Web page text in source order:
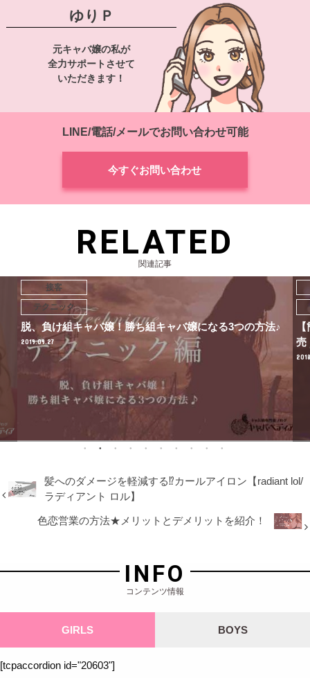
ゆりＰ
元キャバ嬢の私が
全力サポートさせて
いただきます！
LINE/電話/メールでお問い合わせ可能
今すぐお問い合わせ
RELATED
関連記事
接客
テクニック
【簡単接客術】キャバクラで稼ぐ方法！それは薄利多
売！
2018.06.10
髪へのダメージを軽減する⁉カールアイロン【radiant lol/
ラディアント ロル】
色恋営業の方法★メリットとデメリットを紹介！
INFO
コンテンツ情報
GIRLS BOYS
[tcpaccordion id="20603"]